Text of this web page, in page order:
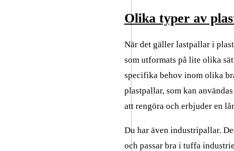
Olika typer av
När det gäller lastpallar i
som utformats på lite olika
specifika behov inom olika
plastpallar, som kan
att rengöra och erbjuder en
Du har även industripallar.
och passar bra i tuffa